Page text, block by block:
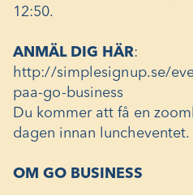
12:50.
ANMÄL DIG HÄR:
http://simplesignup.se/
paa-go-business
Du kommer att få en
dagen innan luncheventet.
OM GO BUSINESS